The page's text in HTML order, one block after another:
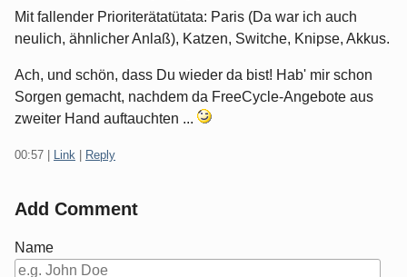
Mit fallender Prioriterätatütata: Paris (Da war ich auch
neulich, ähnlicher Anlaß), Katzen, Switche, Knipse, Akkus.
Ach, und schön, dass Du wieder da bist! Hab' mir schon
Sorgen gemacht, nachdem da FreeCycle-Angebote aus
zweiter Hand auftauchten ...
00:57 Link Reply
Add Comment
Name